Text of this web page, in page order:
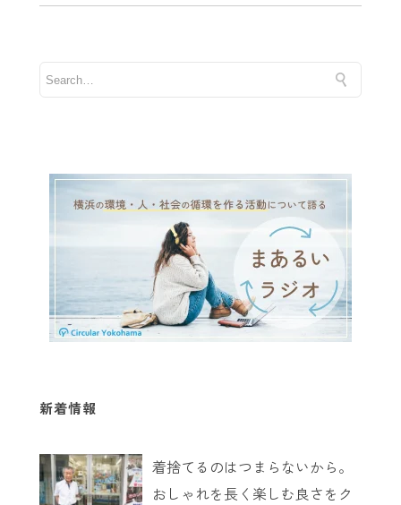
新着情報
着捨てるのはつまらないから。
おしゃれを長く楽しむ良さをク